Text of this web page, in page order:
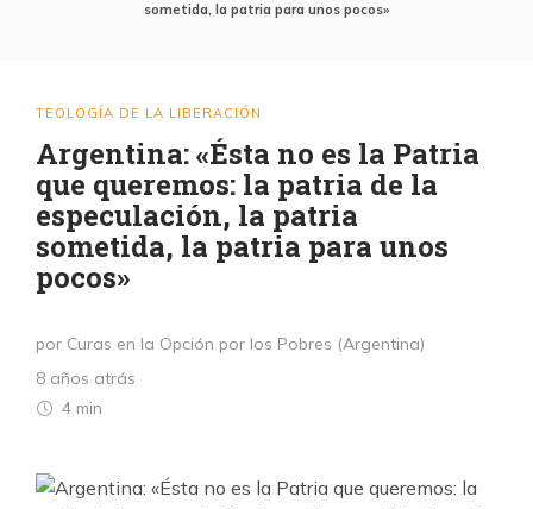
sometida, la patria para unos pocos»
TEOLOGÍA DE LA LIBERACIÓN
Argentina: «Ésta no es la Patria
que queremos: la patria de la
especulación, la patria
sometida, la patria para unos
pocos»
por Curas en la Opción por los Pobres (Argentina)
8 años atrás
4 min